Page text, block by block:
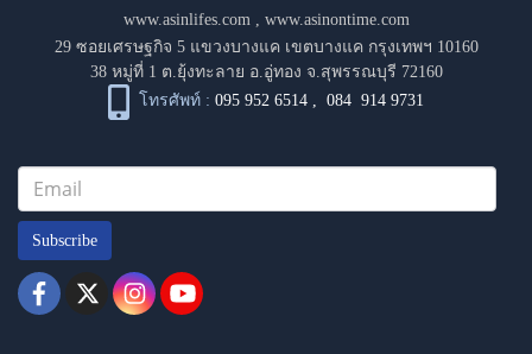
www.asinlifes.com, www.asinontime.com
29 ซอยเศรษฐกิจ 5 แขวงบางแค เขตบางแค กรุงเทพฯ 10160
38 หมู่ที่ 1 ต.ยุ้งทะลาย อ.อู่ทอง จ.สุพรรณบุรี 72160
โทรศัพท์ : 095 952 6514 ,084 914 9731
Subscribe